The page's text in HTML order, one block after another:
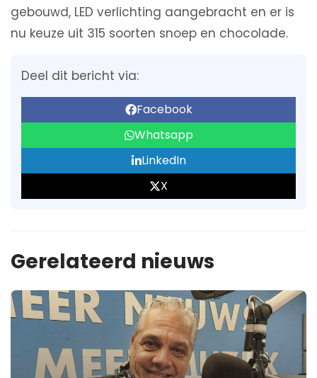
gebouwd, LED verlichting aangebracht en er is
nu keuze uit 315 soorten snoep en chocolade.
Deel dit bericht via:
Facebook
Whatsapp
LinkedIn
X
Gerelateerd nieuws